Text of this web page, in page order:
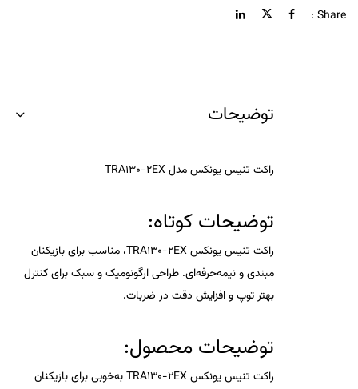
Share :
توضیحات
راکت تنیس یونکس مدل TRA130-2EX
توضیحات کوتاه:
راکت تنیس یونکس TRA130-2EX، مناسب برای بازیکنان
مبتدی و نیمه‌حرفه‌ای. طراحی ارگونومیک و سبک برای کنترل
بهتر توپ و افزایش دقت در ضربات.
توضیحات محصول:
راکت تنیس یونکس TRA130-2EX به‌خوبی برای بازیکنان